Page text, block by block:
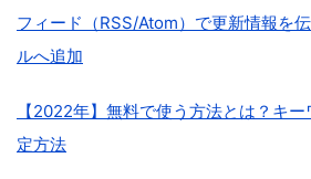
フィード（RSS/Atom）で更新情報を
ルへ追加
【2022年】無料で使う方法とは？キ
定方法